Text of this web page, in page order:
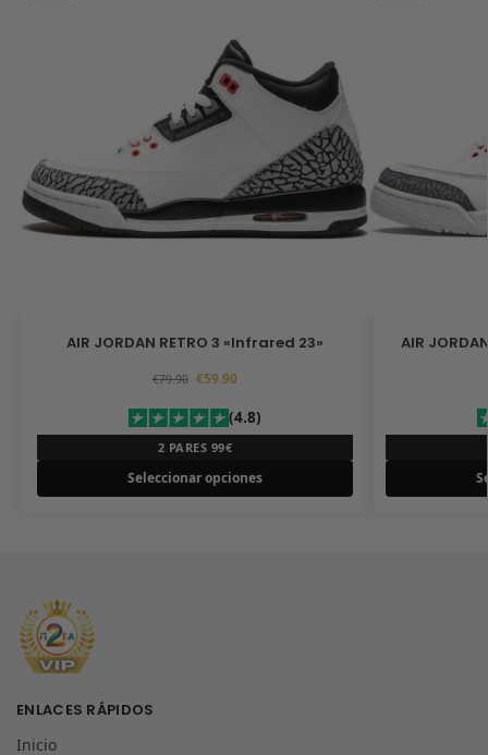
AIR JORDAN RETRO 3 «Infrared 23»
€79.90 €59.90
(4.8)
2 PARES 99€
Seleccionar opciones
AIR
ENLACES RÁPIDOS
Inicio